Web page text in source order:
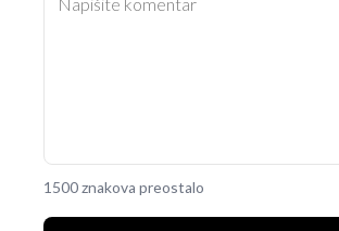
1500 znakova preostalo